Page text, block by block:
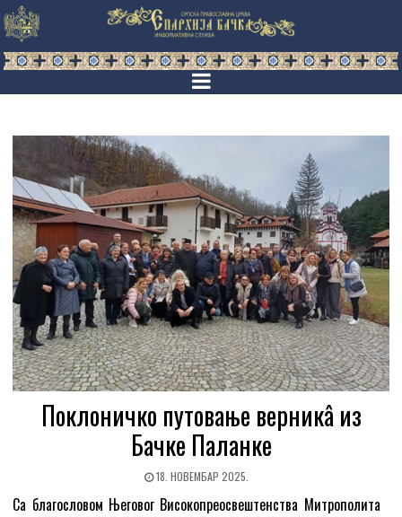
Поклоничко путовање верникâ из
Бачкe Паланке
18. НОВЕМБАР 2025.
Са благословом Његовог Високопреосвештенства Митрополита